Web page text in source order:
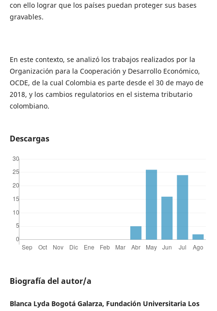
con ello lograr que los países puedan proteger sus bases
gravables.
En este contexto, se analizó los trabajos realizados por la
Organización para la Cooperación y Desarrollo Económico,
OCDE, de la cual Colombia es parte desde el 30 de mayo de
2018, y los cambios regulatorios en el sistema tributario
colombiano.
Descargas
Biografía del autor/a
Blanca Lyda Bogotá Galarza, Fundación Universitaria Los